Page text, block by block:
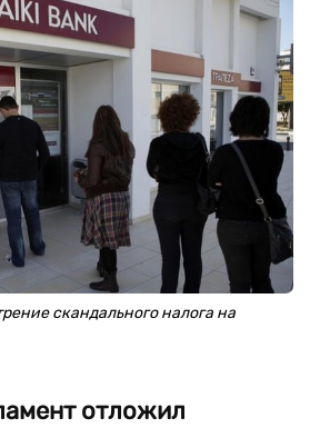
скандального налога на
отложил